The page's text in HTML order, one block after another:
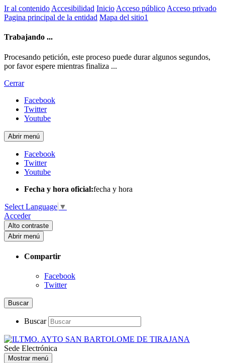
Ir al contenido Accesibilidad Inicio Acceso público Acceso privado
Pagina principal de la entidad Mapa del sitio1
Trabajando ...
Procesando petición, este proceso puede durar algunos segundos,
por favor espere mientras finaliza ...
Cerrar
Facebook
Twitter
Youtube
Abrir menú
Facebook
Twitter
Youtube
Fecha y hora oficial:fecha y hora
Select Language ▼
Acceder
Alto contraste
Abrir menú
Compartir
Facebook
Twitter
Buscar
Buscar
Sede Electrónica
Mostrar menú